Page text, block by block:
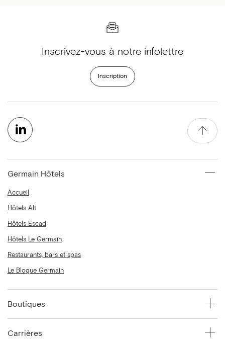
Inscrivez-vous à notre infolettre
Inscription
Germain Hôtels
Accueil
Hôtels Alt
Hôtels Escad
Hôtels Le Germain
Restaurants, bars et spas
Le Blogue Germain
Boutiques
Carrières